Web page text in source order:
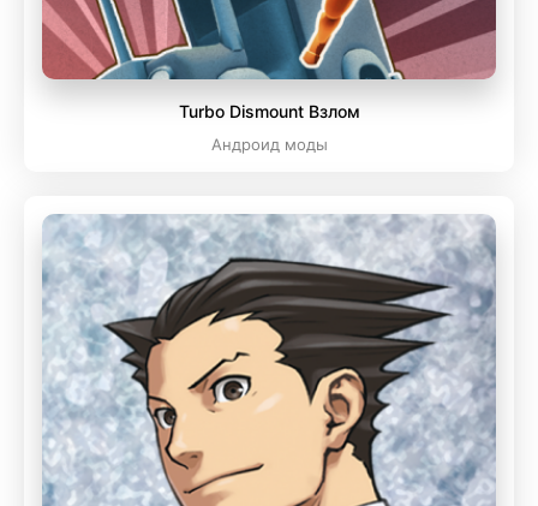
Turbo Dismount Взлом
Андроид моды